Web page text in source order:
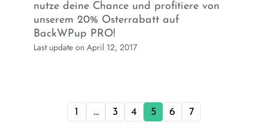
nutze deine Chance und profitiere von
unserem 20% Osterrabatt auf
BackWPup PRO!
Last update on April 12, 2017
1 … 3 4 5 6 7